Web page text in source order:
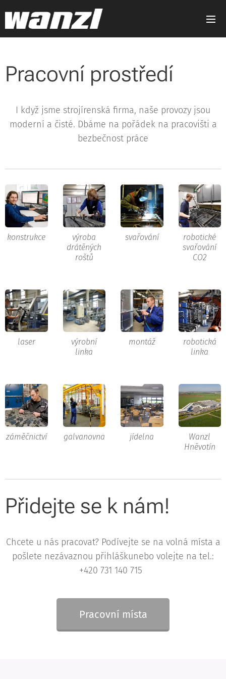
Pracovní prostředí
I když jsme strojírenská firma, naše provozy jsou
moderní a čisté. Dbáme na pořádek na pracovišti a
bezbečnost práce
konstrukce
výroba
drátěných
roštů
svařování
robotické
svařování
CO2
laser
výrobní
linka
montáž
robotická
linka
záměčnictví galvanovna jídelna
Wanzl
Hněvotín
Přidejte se k nám!
Chcete u nás pracovat? Podívejte se na volná místa a
pošlete nezávaznou přihláškunebo volejte na tel.:
+420 731 140 715
Pracovní místa